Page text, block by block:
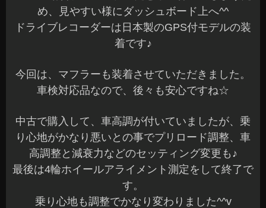
め、見やすい様にダッシュボード上へ^^
ドライブレコーダーは日本製のGPS付モデルの装
着です♪
今回は、マフラーも装着させていただきました。
車検対応品なので、後々も安心ですね☆
中古で購入して、車高調が付いていましたが、乗
り心地がかなり悪いとの事でプリロード調整、車
高調整と減衰力などのセッティング変更も♪
最後は4輪ホイールアライメント測定をして終了で
す。
乗り心地も調整でかなり変わりました^^v